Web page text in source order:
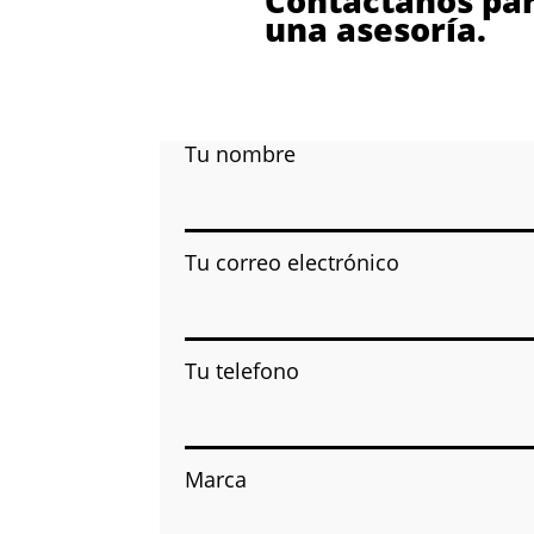
una asesoría.
Tu nombre
Tu correo electrónico
Tu telefono
Marca